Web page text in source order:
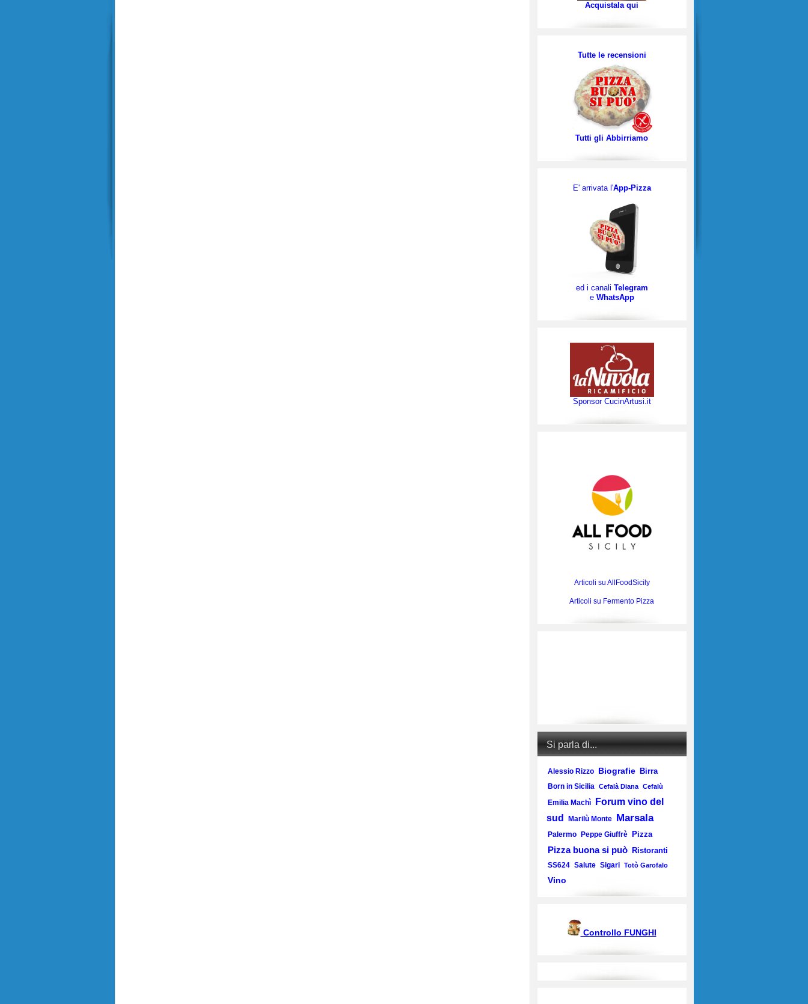
Acquistala qui
Tutte le recensioni
Tutti gli Abbirriamo
E' arrivata l'App-Pizza
ed i canali Telegram
e WhatsApp
Sponsor CucinArtusi.it
Articoli su AllFoodSicily
Articoli su Fermento Pizza
Si parla di...
Alessio Rizzo Biografie Birra
Born in Sicilia Cefalà Diana Cefalù
Emilia Machì
Forum vino del
sud
Marilù Monte Marsala
Palermo Peppe Giuffrè Pizza
Pizza buona si può Ristoranti
SS624 Salute Sigari Totò Garofalo
Vino
Controllo FUNGHI